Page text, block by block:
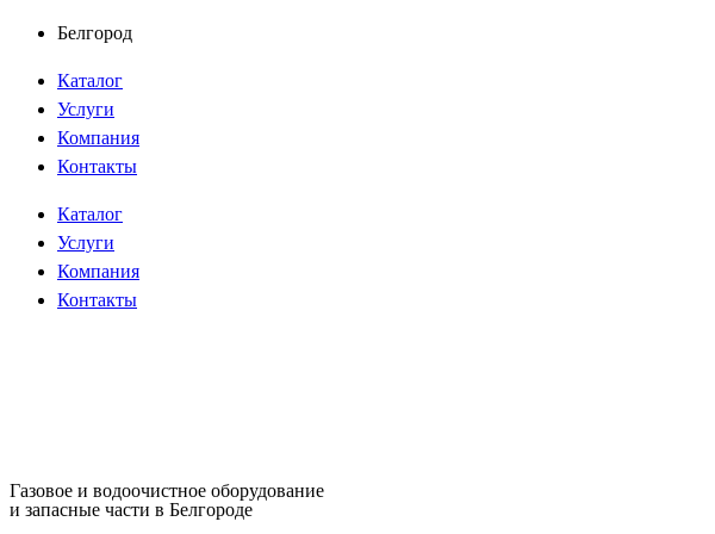
Перейти
содержимому
Белгород
Каталог
Услуги
Компания
Контакты
Каталог
Услуги
Компания
Контакты
Газовое и водоочистное оборудование
и запасные части в Белгороде